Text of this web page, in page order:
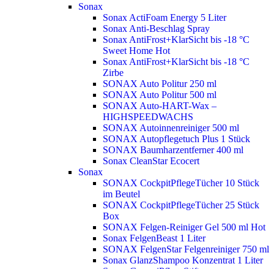
Sonax
Sonax ActiFoam Energy 5 Liter
Sonax Anti-Beschlag Spray
Sonax AntiFrost+KlarSicht bis -18 °C
Sweet Home Hot
Sonax AntiFrost+KlarSicht bis -18 °C
Zirbe
SONAX Auto Politur 250 ml
SONAX Auto Politur 500 ml
SONAX Auto-HART-Wax –
HIGHSPEEDWACHS
SONAX Autoinnenreiniger 500 ml
SONAX Autopflegetuch Plus 1 Stück
SONAX Baumharzentferner 400 ml
Sonax CleanStar Ecocert
Sonax
SONAX CockpitPflegeTücher 10 Stück
im Beutel
SONAX CockpitPflegeTücher 25 Stück
Box
SONAX Felgen-Reiniger Gel 500 ml Hot
Sonax FelgenBeast 1 Liter
SONAX FelgenStar Felgenreiniger 750 ml
Sonax GlanzShampoo Konzentrat 1 Liter